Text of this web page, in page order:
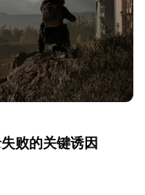
败的关键诱因